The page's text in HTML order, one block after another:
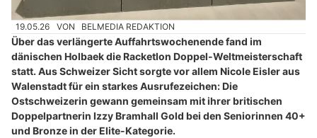
19.05.26 VON BELMEDIA REDAKTION
Über das verlängerte Auffahrtswochenende fand im
dänischen Holbaek die Racketlon Doppel-Weltmeisterschaft
statt. Aus Schweizer Sicht sorgte vor allem Nicole Eisler aus
Walenstadt für ein starkes Ausrufezeichen: Die
Ostschweizerin gewann gemeinsam mit ihrer britischen
Doppelpartnerin Izzy Bramhall Gold bei den Seniorinnen 40+
und Bronze in der Elite-Kategorie.